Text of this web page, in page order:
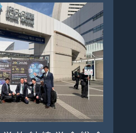
ていたおかげで、無事に発表
。発表後にはイタリアのある
き、ポジティブな反応を直接
れしかったです。 学会では、
療への挑戦、各地域での取り
表を数多く聴くことができ、大
、明日からの診療への良い刺
に、欧州圏以外の参加者は
に招待され、大会長（現
しする機会をいただくなど、国
重な経験をすることができま
にはトラブルもつきものです。
の空港が着陸直前に閉鎖され